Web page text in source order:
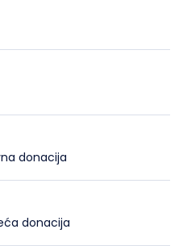
donacija
donacija